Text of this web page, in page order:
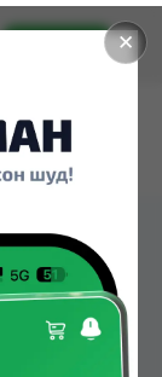
✕
Установить